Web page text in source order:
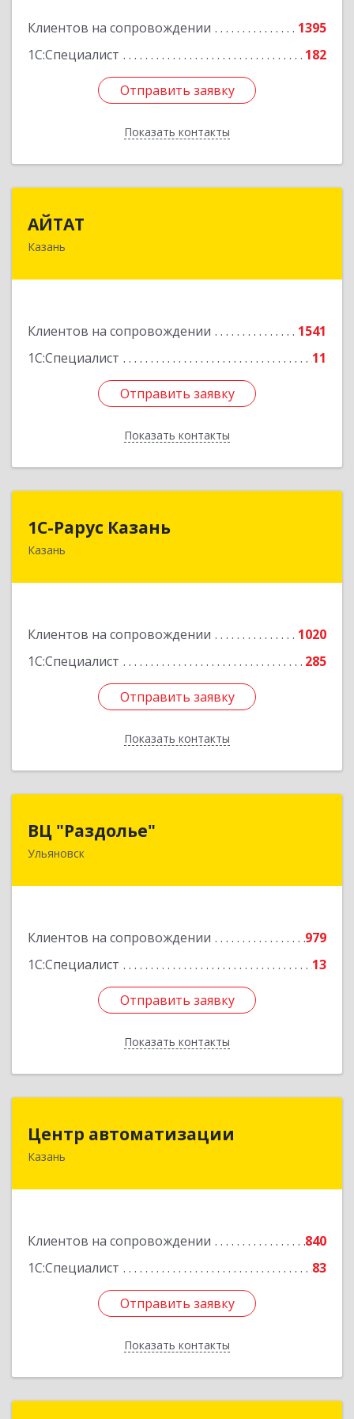
Клиентов на сопровождении
1395
1С:Специалист
182
Отправить заявку
Показать контакты
Отправить заявку
Назад
АЙТАТ
Казань
Клиентов на сопровождении
1541
1С:Специалист
11
Отправить заявку
Показать контакты
Подробнее
Отправить заявку
Назад
1С-Рарус Казань
Казань
Клиентов на сопровождении
1020
1С:Специалист
285
Отправить заявку
Показать контакты
420088, Татарстан Респ, Казань г, Победы пр-
Отправить заявку
Назад
ВЦ "Раздолье"
Ульяновск
Клиентов на сопровождении
979
1С:Специалист
13
Отправить заявку
Показать контакты
432001, Ульяновская обл, Ульяновск г, Марата
Отправить заявку
Назад
Центр автоматизации
Казань
Клиентов на сопровождении
840
1С:Специалист
83
Отправить заявку
Показать контакты
420133, Татарстан Респ, Казань г, Ямашева пр-
Отправить заявку
Назад